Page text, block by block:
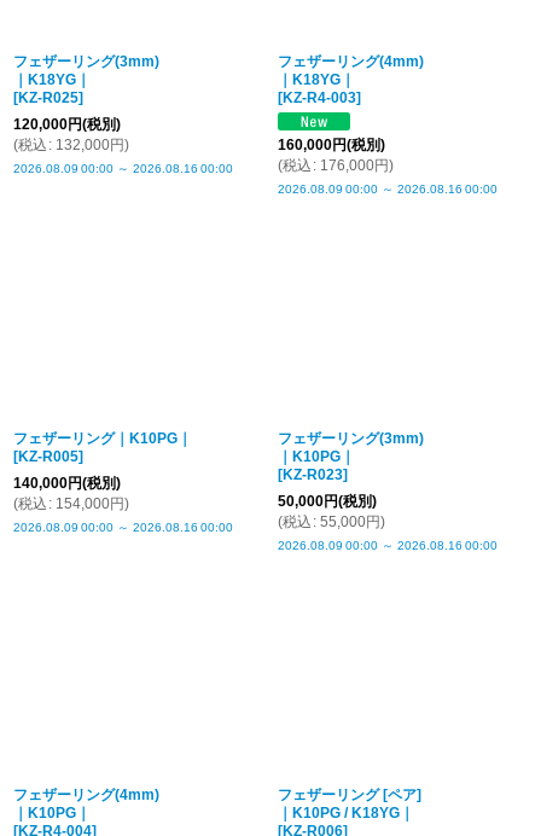
フェザーリング(3mm)
｜K18YG｜
[KZ-R025]
120,000円(税別)
(税込 : 132,000円)
2026.08.09 00:00 ～ 2026.08.16 00:00
フェザーリング(4mm)
｜K18YG｜
[KZ-R4-003]
160,000円(税別)
(税込 : 176,000円)
2026.08.09 00:00 ～ 2026.08.16 00:00
フェザーリング｜K10PG｜
[KZ-R005]
140,000円(税別)
(税込 : 154,000円)
2026.08.09 00:00 ～ 2026.08.16 00:00
フェザーリング(3mm)
｜K10PG｜
[KZ-R023]
50,000円(税別)
(税込 : 55,000円)
2026.08.09 00:00 ～ 2026.08.16 00:00
フェザーリング(4mm)
｜K10PG｜
[KZ-R4-004]
フェザーリング [ペア]
｜K10PG / K18YG｜
[KZ-R006]